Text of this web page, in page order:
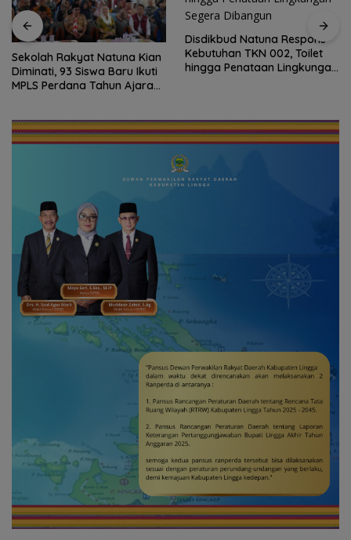
Sekolah Rakyat Natuna Kian
Diminati, 93 Siswa Baru Ikuti
MPLS Perdana Tahun Ajaran
Disdikbud Natuna Respons
Kebutuhan TKN 002, Toilet
hingga Penataan Lingkungan